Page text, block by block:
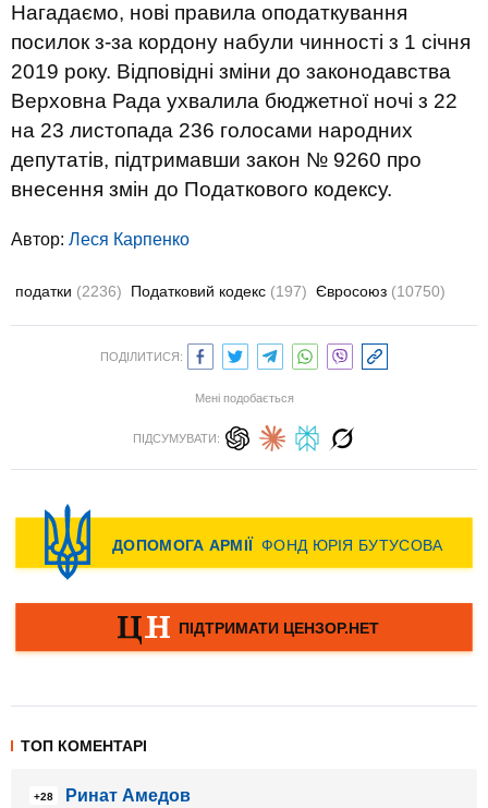
Нагадаємо, нові правила оподаткування
посилок з-за кордону набули чинності з 1 січня
2019 року. Відповідні зміни до законодавства
Верховна Рада ухвалила бюджетної ночі з 22
на 23 листопада 236 голосами народних
депутатів, підтримавши закон № 9260 про
внесення змін до Податкового кодексу.
Автор: Леся Карпенко
податки (2236) Податковий кодекс (197) Євросоюз (10750)
ПОДІЛИТИСЯ:
Мені подобається
ПІДСУМУВАТИ:
ТОП КОМЕНТАРІ
+28 Ринат Амедов